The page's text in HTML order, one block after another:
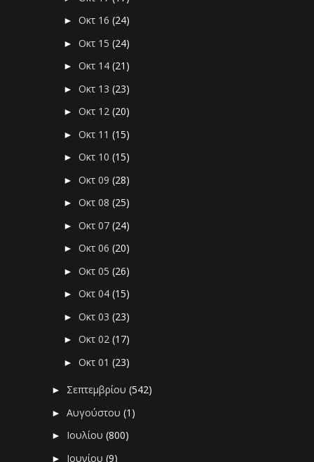
►Οκτ 16(24)
►Οκτ 15(24)
►Οκτ 14(21)
►Οκτ 13(23)
►Οκτ 12(20)
►Οκτ 11(15)
►Οκτ 10(15)
►Οκτ 09(28)
►Οκτ 08(25)
►Οκτ 07(24)
►Οκτ 06(20)
►Οκτ 05(26)
►Οκτ 04(15)
►Οκτ 03(23)
►Οκτ 02(17)
►Οκτ 01(23)
► Σεπτεμβρίου(542)
►Αυγούστου(1)
► Ιουλίου(800)
► Ιουνίου(9)